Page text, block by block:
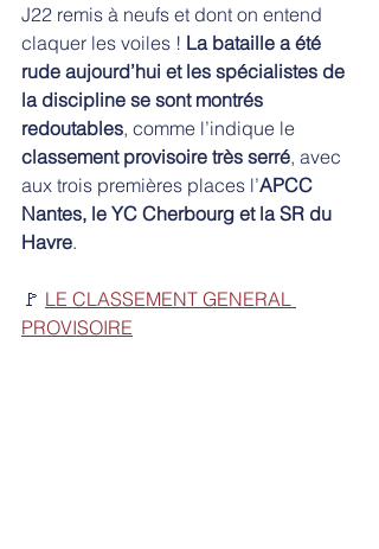
J22 remis à neufs et dont on entend
claquer les voiles ! La bataille a été
rude aujourd’hui et les spécialistes de
la discipline se sont montrés
redoutables, comme l’indique le
classement provisoire très serré, avec
aux trois premières places l’APCC
Nantes, le YC Cherbourg et la SR du
Havre.
🚩 LE CLASSEMENT GENERAL
PROVISOIRE